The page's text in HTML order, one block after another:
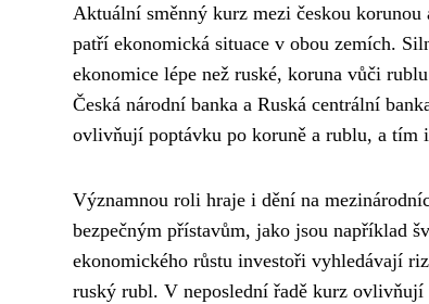
Aktuální směnný kurz mezi českou
patří ekonomická situace v obou zemích.
ekonomice lépe než ruské, koruna vůči
Česká národní banka a Ruská centrální
ovlivňují poptávku po koruně a rublu, a tím
Významnou roli hraje i dění na
bezpečným přístavům, jako jsou například
ekonomického růstu investoři vyhledávají
ruský rubl. V neposlední řadě kurz